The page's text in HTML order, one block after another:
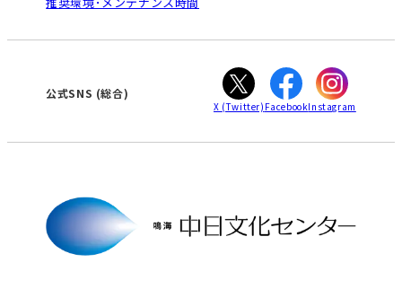
WEBサイトのよくある質問
高蔵寺
大垣
津
公式SNS (総合)
X (Twitter) FacebookInstagram